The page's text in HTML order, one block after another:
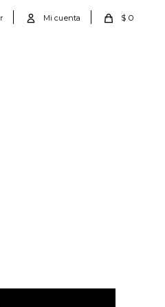
$ 0